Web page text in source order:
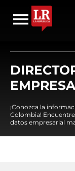
¡Conozca la
Colombia!
datos empresarial